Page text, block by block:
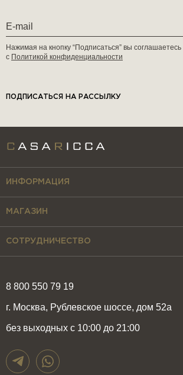
Нажимая на кнопку “Подписаться” вы соглашаетесь
с Политикой конфиденциальности
ПОДПИСАТЬСЯ НА РАССЫЛКУ
8 800 550 79 19
г. Москва, Рублевское шоссе, дом 52а
без выходных с 10:00 до 21:00
ИНФОРМАЦИЯ
МАГАЗИН
СОТРУДНИЧЕСТВО